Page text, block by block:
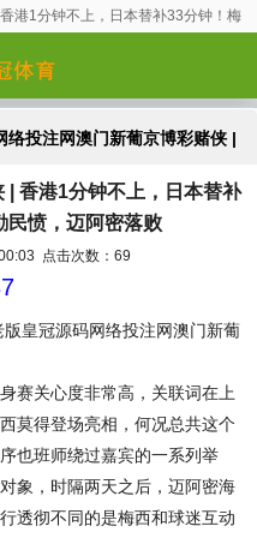
港1分钟不上，日本替补33分钟！梅
络投注网澳门新葡京博彩赌侠 |
西双标激励民愤，迈阿密落败
| 香港1分钟不上，日本替补
民愤，迈阿密落败
点击次数：69
网络投注网澳门新葡
赛关心度非常高，关联词在上
莫得登场亮相，何况总共这个
也班师绕过嘉宾的一系列举
象，时隔两天之后，迈阿密海
透彻不同的是梅西和球迷互动